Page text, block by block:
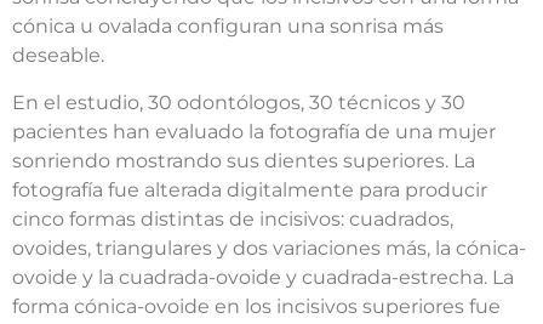
cónica u ovalada configuran una sonrisa más
deseable.
En el estudio, 30 odontólogos, 30 técnicos y 30
pacientes han evaluado la fotografía de una mujer
sonriendo mostrando sus dientes superiores. La
fotografía fue alterada digitalmente para producir
cinco formas distintas de incisivos: cuadrados,
ovoides, triangulares y dos variaciones más, la cónica-
ovoide y la cuadrada-ovoide y cuadrada-estrecha. La
forma cónica-ovoide en los incisivos superiores fue